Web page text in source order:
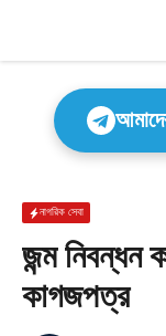
Menu
নাগরিক সেবা
জন্ম নিবন্ধন
কাগজপত্র